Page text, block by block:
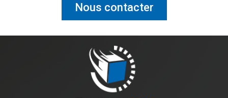
Nous contacter